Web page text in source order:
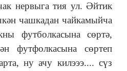
нервыга тия ул. Әйтик
чашкадан чайкамыйча
футболкасына сөртә,
футфолкасына сөртеп
ну ачу килэээ.... сүз